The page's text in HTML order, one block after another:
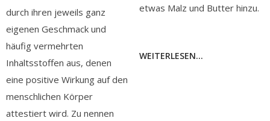
durch ihren jeweils ganz
eigenen Geschmack und
häufig vermehrten
Inhaltsstoffen aus, denen
eine positive Wirkung auf den
menschlichen Körper
attestiert wird. Zu nennen
etwas Malz und Butter hinzu.
WEITERLESEN...